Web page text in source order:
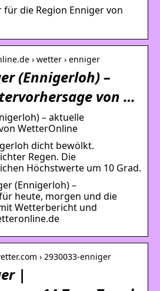
für die Region Enniger von
› wetter › enniger
(Ennigerloh) –
von …
– aktuelle
WetterOnline
dicht bewölkt.
Regen. Die
Höchstwerte um 10 Grad.
(Ennigerloh) –
heute, morgen und die
Wetterbericht und
› 2930033-enniger
|